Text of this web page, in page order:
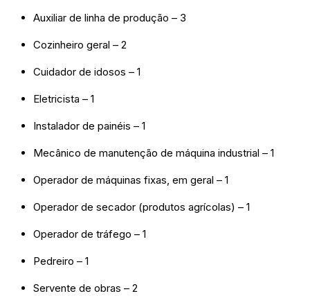
Auxiliar de linha de produção – 3
Cozinheiro geral – 2
Cuidador de idosos – 1
Eletricista – 1
Instalador de painéis – 1
Mecânico de manutenção de máquina industrial – 1
Operador de máquinas fixas, em geral – 1
Operador de secador (produtos agrícolas) – 1
Operador de tráfego – 1
Pedreiro – 1
Servente de obras – 2